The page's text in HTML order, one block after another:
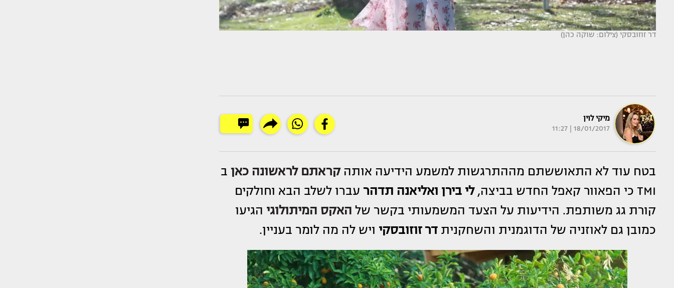
דר זוזובסקי (צילום: שוקה כהן)
מיקי לוין
18/01/2017 | 11:27
בטח עוד לא התאוששתם מההתרגשות למשמע הידיעה אותהקראתם לראשונה כאן ב
TMI כי הפאוור קאפל החדש בביצה,
לי בירן ואליאנה תדהר עברו לשלב הבא וחולקים
קורת גג משותפת. הידיעות על הצעד המשמעותי בקשר של האקס המיתולוגי הגיעו
כמובן גם לאוזניה של הדוגמנית והשחקנית דר זוזובסקי ויש לה מה לומר בעניין.